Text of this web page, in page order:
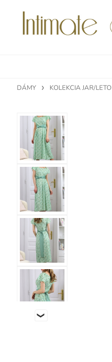
DÁMY KOLEKCIA JAR/LETO